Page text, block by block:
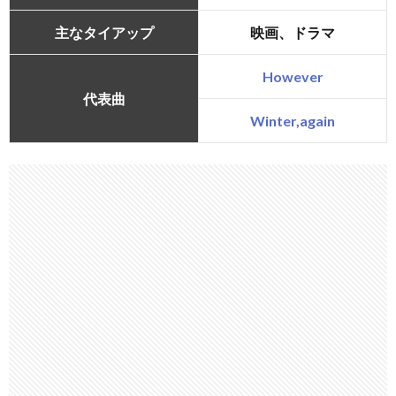
主なタイアップ 映画、ドラマ
代表曲
However
Winter,again